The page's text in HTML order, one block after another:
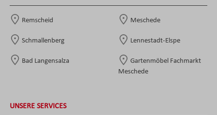
Remscheid Meschede
Schmallenberg Lennestadt-Elspe
Bad Langensalza
Gartenmöbel Fachmarkt
Meschede
UNSERE SERVICES